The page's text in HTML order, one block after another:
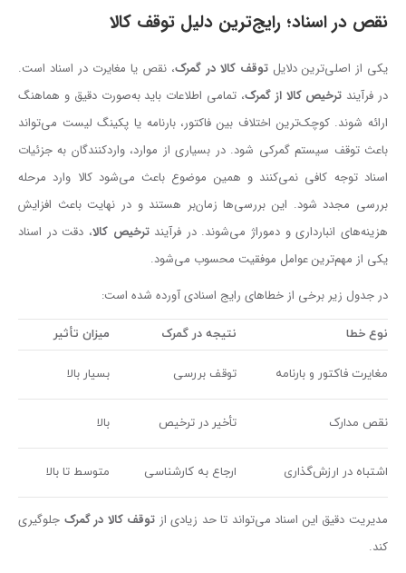
نقص در اسناد؛ رایج‌ترین دلیل توقف کالا
یکی از اصلی‌ترین دلایلتوقف کالا در گمرک، نقص یا مغایرت در اسناد است.
در فرآیند ترخیص کالا از گمرک، تمامی اطلاعات باید به‌صورت دقیق و هماهنگ
ارائه شوند. کوچک‌ترین اختلاف بین فاکتور، بارنامه یا پکینگ لیست می‌تواند
باعث توقف سیستم گمرکی شود. در بسیاری از موارد، واردکنندگان به جزئیات
اسناد توجه کافی نمی‌کنند و همین موضوع باعث می‌شود کالا وارد مرحله
بررسی مجدد شود. این بررسی‌ها زمان‌بر هستند و در نهایت باعث افزایش
هزینه‌های انبارداری و دموراژ می‌شوند. در فرآیندترخیص کالا، دقت در اسناد
یکی از مهم‌ترین عوامل موفقیت محسوب می‌شود.
در جدول زیر برخی از خطاهای رایج اسنادی آورده شده است:
نوع خطا نتیجه در گمرک میزان تأثیر
مغایرت فاکتور و بارنامه توقف بررسی بسیار بالا
نقص مدارک تأخیر در ترخیص بالا
اشتباه در ارزش‌گذاری ارجاع به کارشناسی متوسط تا بالا
مدیریت دقیق این اسناد می‌تواند تا حد زیادی از توقف کالا در گمرک جلوگیری
کند.